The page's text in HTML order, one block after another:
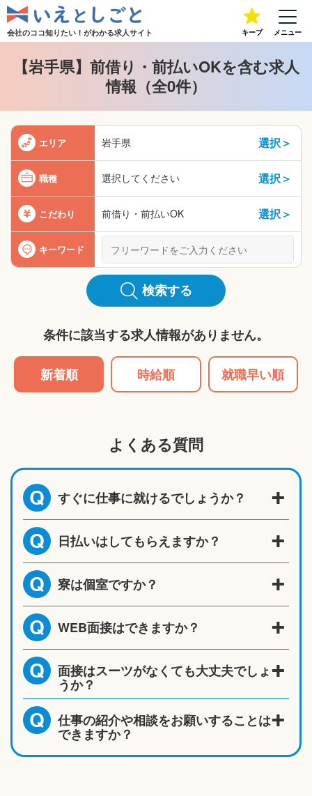
会社のココ知りたい！がわかる求人サイト キープ メニュー
【岩手県】前借り・前払いOKを含む求人
情報（全0件）
エリア 岩手県 選択＞
職種 選択してください 選択＞
こだわり 前借り・前払いOK 選択＞
キーワード
検索する
条件に該当する求人情報がありません。
新着順 時給順 就職早い順
よくある質問
Q すぐに仕事に就けるでしょうか？
Q 日払いはしてもらえますか？
Q 寮は個室ですか？
Q WEB面接はできますか？
Q 面接はスーツがなくても大丈夫でしょ
うか？
Q 仕事の紹介や相談をお願いすることは
できますか？